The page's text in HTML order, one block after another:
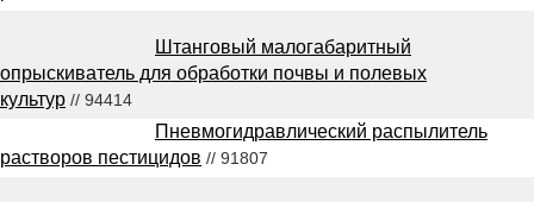
Штанговый малогабаритный
опрыскиватель для обработки почвы и полевых
культур // 94414
Пневмогидравлический распылитель
растворов пестицидов // 91807